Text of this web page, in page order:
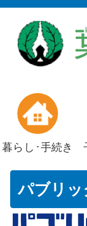
暮らし･手続き
パブリッ